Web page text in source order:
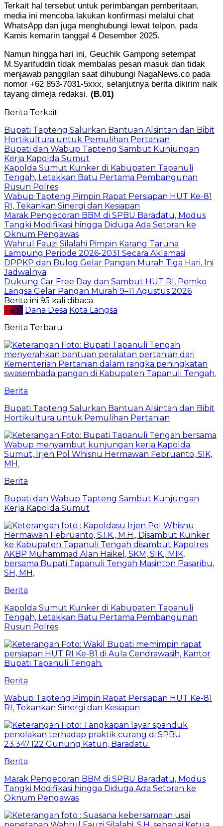
Terkait hal tersebut untuk perimbangan pemberitaan,
media ini mencoba lakukan konfirmasi melalui chat
WhatsApp dan juga menghubungi lewat telpon, pada
Kamis kemarin tanggal 4 Desember 2025.
Namun hingga hari ini, Geuchik Gampong setempat
M.Syarifuddin tidak membalas pesan masuk dan tidak
menjawab panggilan saat dihubungi NagaNews.co pada
nomor +62 853-7031-5xxx, selanjutnya berita dikirim naik
tayang dimeja redaksi. (B.01)
Berita Terkait
Bupati Tapteng Salurkan Bantuan Alsintan dan Bibit
Hortikultura untuk Pemulihan Pertanian
Bupati dan Wabup Tapteng Sambut Kunjungan
Kerja Kapolda Sumut
Kapolda Sumut Kunker di Kabupaten Tapanuli
Tengah, Letakkan Batu Pertama Pembangunan
Rusun Polres
Wabup Tapteng Pimpin Rapat Persiapan HUT Ke-81
RI, Tekankan Sinergi dan Kesiapan
Marak Pengecoran BBM di SPBU Baradatu, Modus
Tangki Modifikasi hingga Diduga Ada Setoran ke
Oknum Pengawas
Wahrul Fauzi Silalahi Pimpin Karang Taruna
Lampung Periode 2026-2031 Secara Aklamasi
DPPKP dan Bulog Gelar Pangan Murah Tiga Hari, Ini
Jadwalnya
Dukung Car Free Day dan Sambut HUT RI, Pemko
Langsa Gelar Pangan Murah 9–11 Agustus 2026
Berita ini 95 kali dibaca
Tag : Dana Desa Kota Langsa
Berita Terbaru
Berita
Bupati Tapteng Salurkan Bantuan Alsintan dan Bibit
Hortikultura untuk Pemulihan Pertanian
Berita
Bupati dan Wabup Tapteng Sambut Kunjungan
Kerja Kapolda Sumut
Berita
Kapolda Sumut Kunker di Kabupaten Tapanuli
Tengah, Letakkan Batu Pertama Pembangunan
Rusun Polres
Berita
Wabup Tapteng Pimpin Rapat Persiapan HUT Ke-81
RI, Tekankan Sinergi dan Kesiapan
Berita
Marak Pengecoran BBM di SPBU Baradatu, Modus
Tangki Modifikasi hingga Diduga Ada Setoran ke
Oknum Pengawas